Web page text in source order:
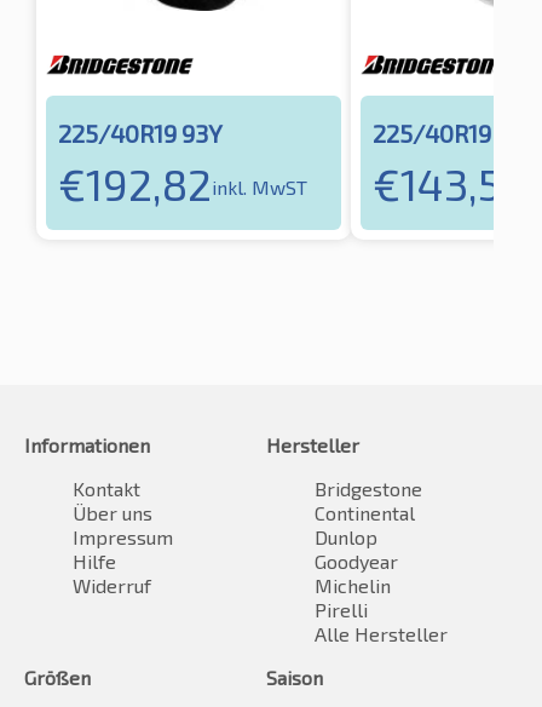
225/40R19 93Y
€192,82inkl. MwST
225/40R19 93Y
€143,54
Informationen
Kontakt
Über uns
Impressum
Hilfe
Widerruf
Hersteller
Bridgestone
Continental
Dunlop
Goodyear
Michelin
Pirelli
Alle Hersteller
Größen
Saison